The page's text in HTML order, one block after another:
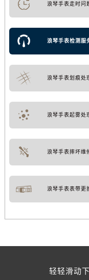
浪琴手表走时问
浪琴手表检测服
浪琴手表划痕处
浪琴手表起雾处
浪琴手表摔坏维
浪琴手表表带更
轻轻滑动